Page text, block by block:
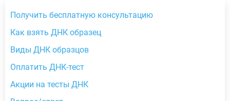
Получить бесплатную консультацию
Как взять ДНК образец
Виды ДНК образцов
Оплатить ДНК-тест
Акции на тесты ДНК